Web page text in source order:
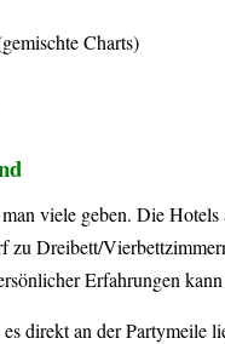
Charts)
viele geben. Die
zu Dreibett/
Erfahrungen
direkt an der Partymeile